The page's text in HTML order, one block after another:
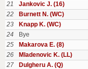
21
Jankovic J. (16)
22
Burnett N. (WC)
23
Knapp K. (WC)
24
Bye
25
Makarova E. (8)
26
Mladenovic K. (LL)
27
Dulgheru A. (Q)